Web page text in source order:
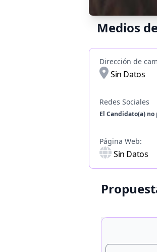
Medios
Dirección de
Sin Datos
Redes Sociales
El Candidato(a)
Página Web:
Sin Datos